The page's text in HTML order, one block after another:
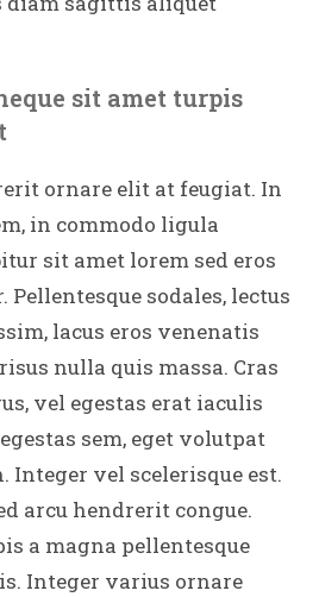
sit amet turpis
ornare elit at feugiat. In
in commodo ligula
sit amet lorem sed eros
Pellentesque sodales, lectus
lacus eros venenatis
nulla quis massa. Cras
vel egestas erat iaculis
sem, eget volutpat
vel scelerisque est.
arcu hendrerit congue.
a magna pellentesque
Integer varius ornare